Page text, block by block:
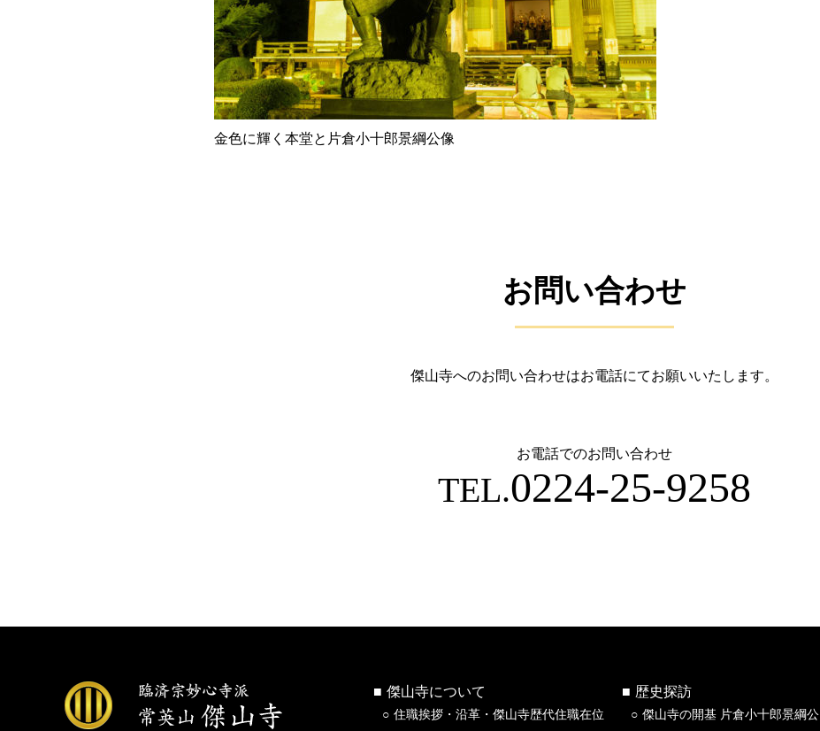
金色に輝く本堂と片倉小十郎景綱公像
お問い合わせ
傑山寺へのお問い合わせはお電話にてお願いいたします。
お電話でのお問い合わせ
TEL.0224-25-9258
傑山寺について
住職挨拶・沿革・傑山寺歴代住職在位
歴史探訪
傑山寺の開基 片倉小十郎景綱公